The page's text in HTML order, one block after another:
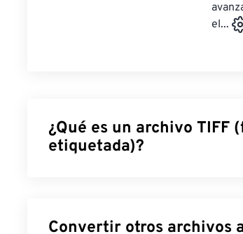
el...
¿Qué es un archivo TIFF
etiquetada)?
digital y la autoedición. La estructura